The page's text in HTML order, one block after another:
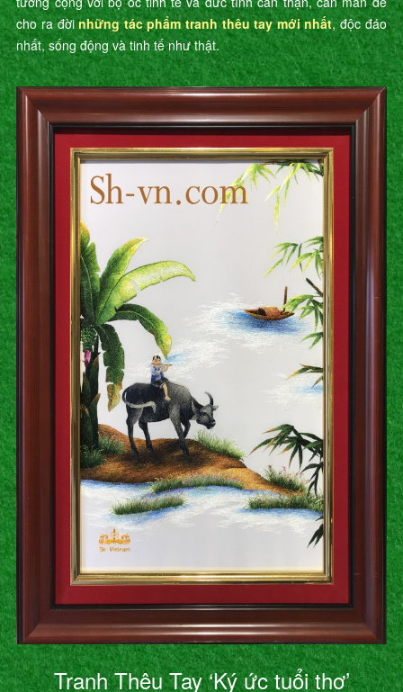
cho ra đờinhững tác phẩm tranh thêu tay mới nhất, độc đáo
nhất, sống động và tinh tế như thật.
Tranh Thêu Tay ‘Ký ức tuổi thơ’